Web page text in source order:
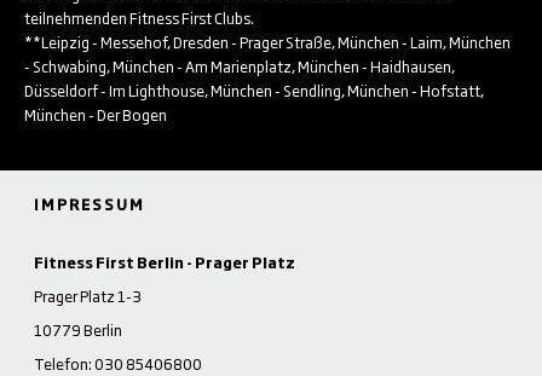
teilnehmenden Fitness First Clubs.
**Leipzig - Messehof, Dresden - Prager Straße, München - Laim, München
- Schwabing, München - Am Marienplatz, München - Haidhausen,
Düsseldorf - Im Lighthouse, München - Sendling, München - Hofstatt,
München - Der Bogen
IMPRESSUM
Fitness First Berlin - Prager Platz
Prager Platz 1-3
10779 Berlin
Telefon: 030 85406800